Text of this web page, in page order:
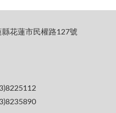
花蓮市民權路127號